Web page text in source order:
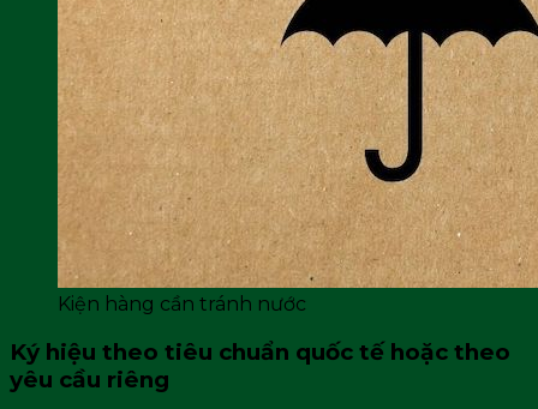
Kiện hàng cần tránh nước
Ký hiệu theo tiêu chuẩn quốc tế hoặc theo
yêu cầu riêng